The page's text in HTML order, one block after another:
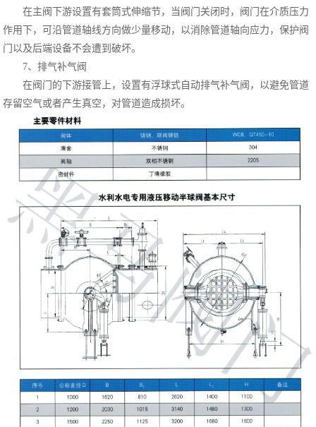
在主阀下游设置有套筒式伸缩节，当阀门关闭时，阀门在介质压力
作用下，可沿管道轴线方向做少量移动，以消除管道轴向应力，保护阀
门以及后端设备不会遭到破坏。
7、排气补气阀
在阀门的下游接管上，设置有浮球式自动排气补气阀，以避免管道
存留空气或者产生真空，对管道造成损坏。